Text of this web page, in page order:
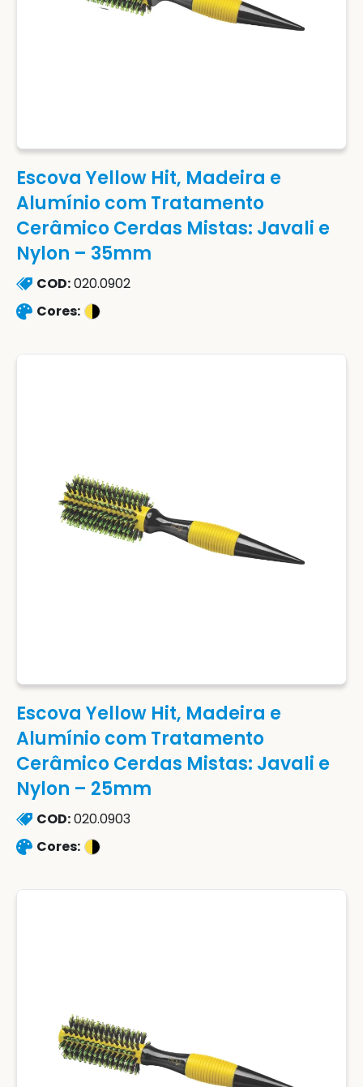
Escova Yellow Hit, Madeira e
Alumínio com Tratamento
Cerâmico Cerdas Mistas: Javali e
Nylon – 35mm
COD:020.0902
Cores:
Escova Yellow Hit, Madeira e
Alumínio com Tratamento
Cerâmico Cerdas Mistas: Javali e
Nylon – 25mm
COD:020.0903
Cores: